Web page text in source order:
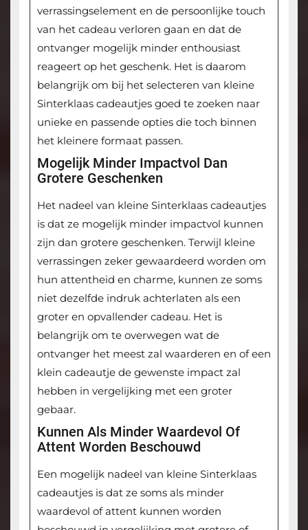
verrassingselement en de persoonlijke touch
van het cadeau verloren gaan en dat de
ontvanger mogelijk minder enthousiast
reageert op het geschenk. Het is daarom
belangrijk om bij het selecteren van kleine
Sinterklaas cadeautjes goed te zoeken naar
unieke en passende opties die toch binnen
het kleinere formaat passen.
Mogelijk Minder Impactvol Dan
Grotere Geschenken
Het nadeel van kleine Sinterklaas cadeautjes
is dat ze mogelijk minder impactvol kunnen
zijn dan grotere geschenken. Terwijl kleine
verrassingen zeker gewaardeerd worden om
hun attentheid en charme, kunnen ze soms
niet dezelfde indruk achterlaten als een
groter en opvallender cadeau. Het is
belangrijk om te overwegen wat de
ontvanger het meest zal waarderen en of een
klein cadeautje de gewenste impact zal
hebben in vergelijking met een groter
gebaar.
Kunnen Als Minder Waardevol Of
Attent Worden Beschouwd
Een mogelijk nadeel van kleine Sinterklaas
cadeautjes is dat ze soms als minder
waardevol of attent kunnen worden